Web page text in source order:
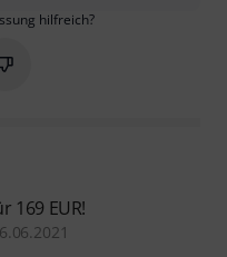
hilfreich?
Sie diese
Markieren Sie diese
169 EUR!